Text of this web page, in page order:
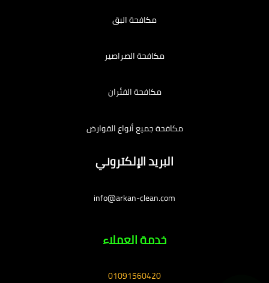
مكافحة البق
مكافحة الصراصير
مكافحة الفئران
مكافحة جميع أنواع القوارض
البريد الإلكتروني
info@arkan-clean.com
خدمة العملاء
01091560420